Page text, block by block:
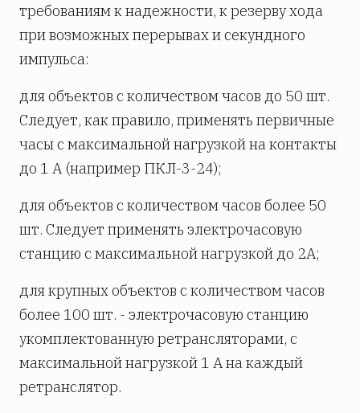
требованиям к надежности, к резерву хода
при возможных перерывах и секундного
импульса:
для объектов с количеством часов до 50 шт.
Следует, как правило, применять первичные
часы с максимальной нагрузкой на контакты
до 1 А (например ПКЛ-3-24);
для объектов с количеством часов более 50
шт. Следует применять электрочасовую
станцию с максимальной нагрузкой до 2А;
для крупных объектов с количеством часов
более 100 шт. - электрочасовую станцию
укомплектованную ретрансляторами, с
максимальной нагрузкой 1 А на каждый
ретранслятор.